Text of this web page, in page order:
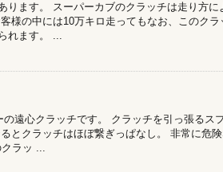
ります。 スーパーカブのクラッチは走り方に
様の中には10万キロ走ってもなお、このクラ
れます。 ...
遠心クラッチです。 クラッチを引っ張るス
とクラッチはほぼ繋ぎっぱなし。 非常に危
ラッ ...